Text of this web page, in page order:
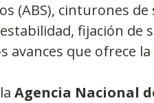
(ABS), cinturones
fijación de
avances que ofrece
Agencia Nacional